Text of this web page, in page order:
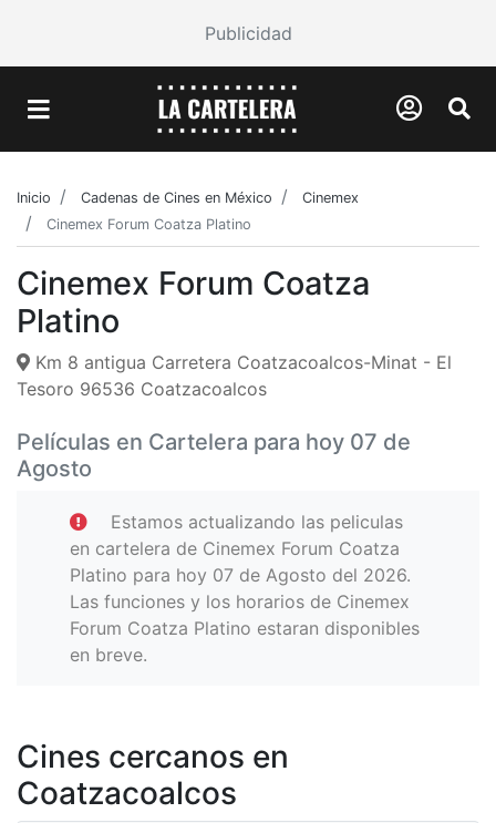
Publicidad
Inicio Cadenas de Cines en México
Cinemex
Cinemex Forum Coatza Platino
Cinemex Forum Coatza
Platino
Km 8 antigua Carretera Coatzacoalcos-Minat - El
Tesoro 96536 Coatzacoalcos
Películas en Cartelera para hoy 07 de
Agosto
Estamos actualizando las peliculas
en cartelera de Cinemex Forum Coatza
Platino para hoy 07 de Agosto del 2026.
Las funciones y los horarios de Cinemex
Forum Coatza Platino estaran disponibles
en breve.
Cines cercanos en
Coatzacoalcos